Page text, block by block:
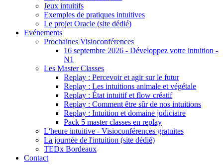
Jeux intuitifs
Exemples de pratiques intuitives
Le projet Oracle (site dédié)
Evénements
Prochaines Visioconférences
16 septembre 2026 - Développez votre intuition -
N1
Les Master Classes
Replay : Percevoir et agir sur le futur
Replay : Les intuitions animale et végétale
Replay : État intuitif et flow créatif
Replay : Comment être sûr de nos intuitions
Replay : Intuition et domaine judiciaire
Pack 5 master classes en replay
L'heure intuitive - Visioconférences gratuites
La journée de l'intuition (site dédié)
TEDx Bordeaux
Contact